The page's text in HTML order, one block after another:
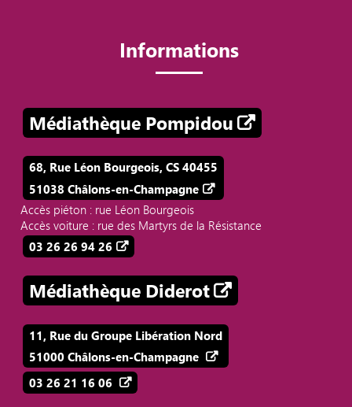
Informations
Médiathèque Pompidou
68, Rue Léon Bourgeois, CS 40455
51038 Châlons-en-Champagne
Accès piéton : rue Léon Bourgeois
Accès voiture : rue des Martyrs de la Résistance
03 26 26 94 26
Médiathèque Diderot
11, Rue du Groupe Libération Nord
51000 Châlons-en-Champagne
03 26 21 16 06